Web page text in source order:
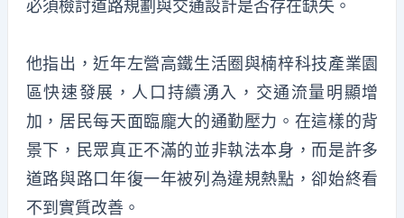
必須檢討道路規劃與交通設計是否存在缺失。
他指出，近年左營高鐵生活圈與楠梓科技產業園
區快速發展，人口持續湧入，交通流量明顯增
加，居民每天面臨龐大的通勤壓力。在這樣的背
景下，民眾真正不滿的並非執法本身，而是許多
道路與路口年復一年被列為違規熱點，卻始終看
不到實質改善。